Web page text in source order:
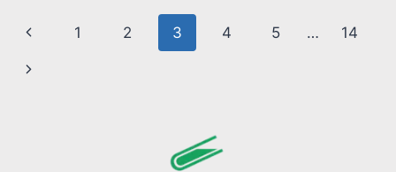
Page
navigation
Previous
Page
1 2 3 4 5 … 14
Next